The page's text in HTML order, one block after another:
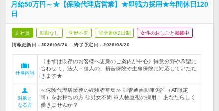
月給50万円～★【保険代理店営業】★即戦力採用★年間休日120
日
正社員 転勤なし 学歴不問 完全週休2日制 女性のおしごと掲載中
情報更新日：2026/06/26 終了予定日： 2026/08/20
仕事内容
《まずは既存のお客様へ更新のご案内が中心》得意分野や希望に
合わせて、法人・個人の、損害保険や生命保険に対応していただ
きます★
対象と
なる方
≪保険代理店業務の経験者募集≫ ◎普通自動車免許（AT限定
可）をお持ちの方 ◎男女不問 ※人物重視の採用！ あなたらしく
働きませんか？